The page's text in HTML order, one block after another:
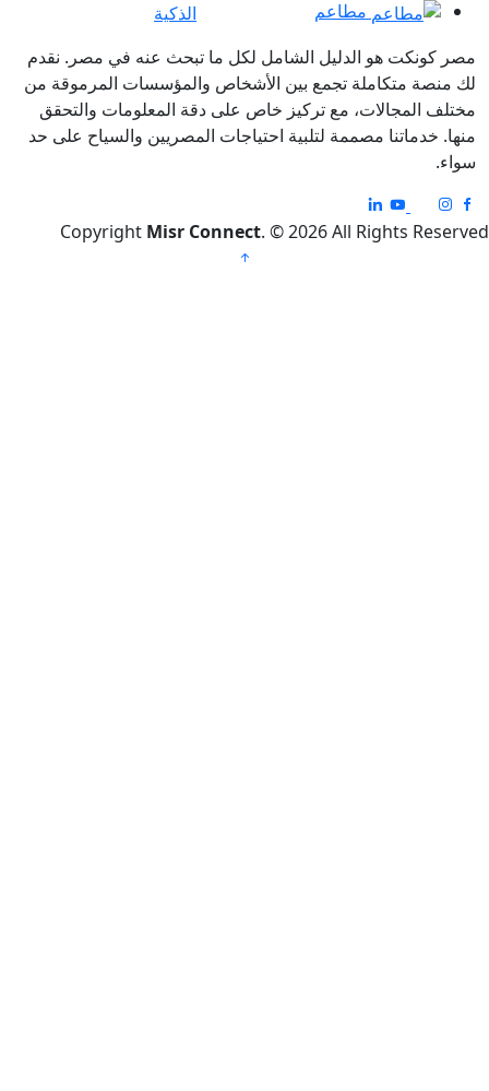
مطاعم
هو الدليل الشامل لكل ما تبحث عنه في مصر. نقدم
متكاملة تجمع بين الأشخاص والمؤسسات المرموقة من
المجالات، مع تركيز خاص على دقة المعلومات والتحقق
مصممة لتلبية احتياجات المصريين والسياح على حد
CopyrightMisr Connect. © 2026 All Rights